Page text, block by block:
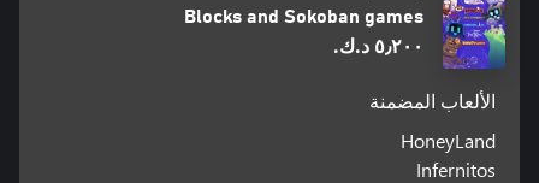
Blocks and Sokoban games
٥٫٢٠٠ د.ك.‏
الألعاب المضمنة
HoneyLand
Infernitos